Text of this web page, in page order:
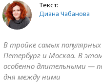
Текст:
Диана Чабанова
В тройке самых
Петербург и Москва. В
особенно длительными —
дня между ними